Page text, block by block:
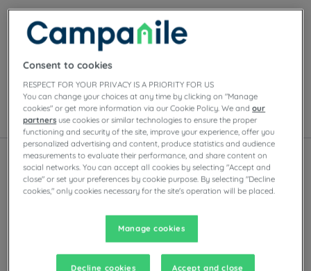
Unsere Hotels in Dünkirchen
Genießen Sie den Komfort der Campanile-Zimmer in
Dünkirchen. Je nach Hotel finden Sie Privatparkplätze,
Tagungsräume, Restaurants mit
sowie Abendunterhaltung.
Liste Karte
Consent to cookies
RESPECT FOR YOUR PRIVACY IS A PRIORITY FOR US
You can change your choices at any time by clicking on "Manage
cookies" or get more information via our Cookie Policy. We andour
partners use cookies or similar technologies to ensure the proper
functioning and security of the site, improve your experience, offer you
personalized advertising and content, produce statistics and audience
measurements to evaluate their performance, and share content on
social networks. You can accept all cookies by selecting "Accept and
close" or set your preferences by cookie purpose. By selecting "Decline
cookies," only cookies necessary for the site's operation will be placed.
Manage cookies
Decline cookies Accept and close